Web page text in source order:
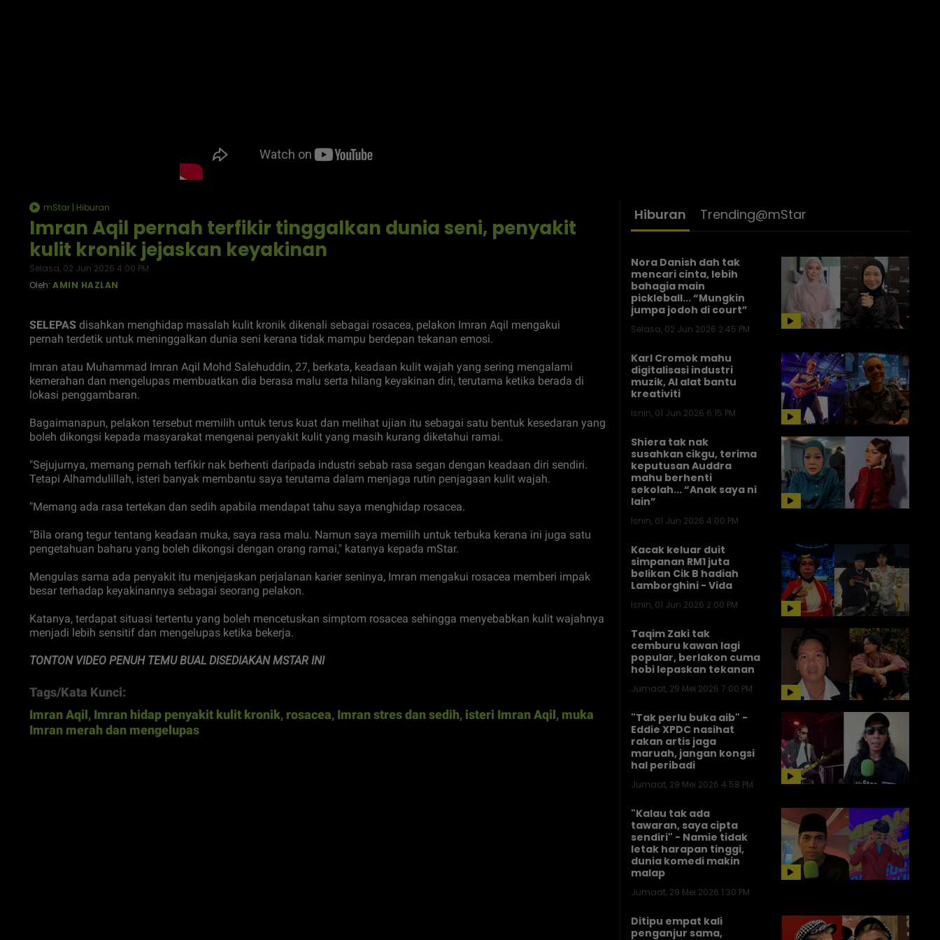
mStar | Hiburan
Imran Aqil pernah terfikir tinggalkan dunia seni, penyakit
kulit kronik jejaskan keyakinan
Selasa, 02 Jun 2026 4:00 PM
Oleh: AMIN HAZLAN
SELEPAS disahkan menghidap masalah kulit kronik dikenali sebagai rosacea, pelakon Imran Aqil mengakui
pernah terdetik untuk meninggalkan dunia seni kerana tidak mampu berdepan tekanan emosi.
Imran atau Muhammad Imran Aqil Mohd Salehuddin, 27, berkata, keadaan kulit wajah yang sering mengalami
kemerahan dan mengelupas membuatkan dia berasa malu serta hilang keyakinan diri, terutama ketika berada di
lokasi penggambaran.
Bagaimanapun, pelakon tersebut memilih untuk terus kuat dan melihat ujian itu sebagai satu bentuk kesedaran yang
boleh dikongsi kepada masyarakat mengenai penyakit kulit yang masih kurang diketahui ramai.
"Sejujurnya, memang pernah terfikir nak berhenti daripada industri sebab rasa segan dengan keadaan diri sendiri.
Tetapi Alhamdulillah, isteri banyak membantu saya terutama dalam menjaga rutin penjagaan kulit wajah.
"Memang ada rasa tertekan dan sedih apabila mendapat tahu saya menghidap rosacea.
"Bila orang tegur tentang keadaan muka, saya rasa malu. Namun saya memilih untuk terbuka kerana ini juga satu
pengetahuan baharu yang boleh dikongsi dengan orang ramai," katanya kepada mStar.
Mengulas sama ada penyakit itu menjejaskan perjalanan karier seninya, Imran mengakui rosacea memberi impak
besar terhadap keyakinannya sebagai seorang pelakon.
Katanya, terdapat situasi tertentu yang boleh mencetuskan simptom rosacea sehingga menyebabkan kulit wajahnya
menjadi lebih sensitif dan mengelupas ketika bekerja.
TONTON VIDEO PENUH TEMU BUAL DISEDIAKAN MSTAR INI
Tags/Kata Kunci:
Imran Aqil, Imran hidap penyakit kulit kronik, rosacea, Imran stres dan sedih, isteri Imran Aqil, muka
Imran merah dan mengelupas
Hiburan Trending@mStar
Nora Danish dah tak
mencari cinta, lebih
bahagia main
pickleball... “Mungkin
jumpa jodoh di court”
Selasa, 02 Jun 2026 2:45 PM
Karl Cromok mahu
digitalisasi industri
muzik, AI alat bantu
kreativiti
Isnin, 01 Jun 2026 6:15 PM
Shiera tak nak
susahkan cikgu, terima
keputusan Auddra
mahu berhenti
sekolah... “Anak saya ni
lain”
Isnin, 01 Jun 2026 4:00 PM
Kacak keluar duit
simpanan RM1 juta
belikan Cik B hadiah
Lamborghini - Vida
Isnin, 01 Jun 2026 2:00 PM
Taqim Zaki tak
cemburu kawan lagi
popular, berlakon cuma
hobi lepaskan tekanan
Jumaat, 29 Mei 2026 7:00 PM
"Tak perlu buka aib" -
Eddie XPDC nasihat
rakan artis jaga
maruah, jangan kongsi
hal peribadi
Jumaat, 29 Mei 2026 4:58 PM
"Kalau tak ada
tawaran, saya cipta
sendiri" - Namie tidak
letak harapan tinggi,
dunia komedi makin
malap
Jumaat, 29 Mei 2026 1:30 PM
Ditipu empat kali
penganjur sama,